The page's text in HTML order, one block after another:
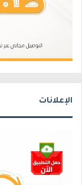
الإعلانات